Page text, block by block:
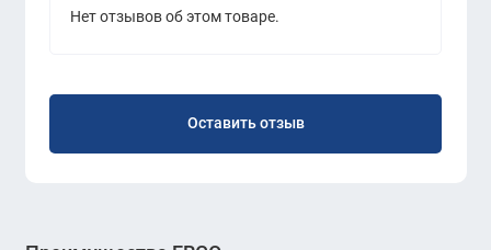
Нет отзывов об этом товаре.
Оставить отзыв